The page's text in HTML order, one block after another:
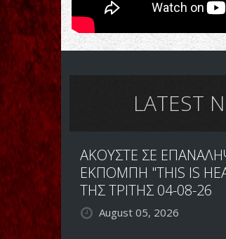
LATEST
ΑΚΟΥΣΤΕ ΣΕ
ΕΚΠΟΜΠΗ "THIS IS
ΤΗΣ ΤΡΙΤΗΣ 04-08-26
August 05, 2026